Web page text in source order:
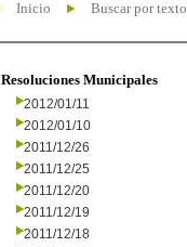
Inicio Buscar por texto
Resoluciones Municipales
2012/01/11
2012/01/10
2011/12/26
2011/12/25
2011/12/20
2011/12/19
2011/12/18